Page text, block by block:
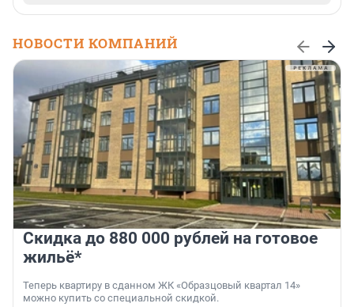
НОВОСТИ КОМПАНИЙ
Скидка до 880 000 рублей на готовое
жильё*
Теперь квартиру в сданном ЖК «Образцовый квартал 14»
можно купить со специальной скидкой.